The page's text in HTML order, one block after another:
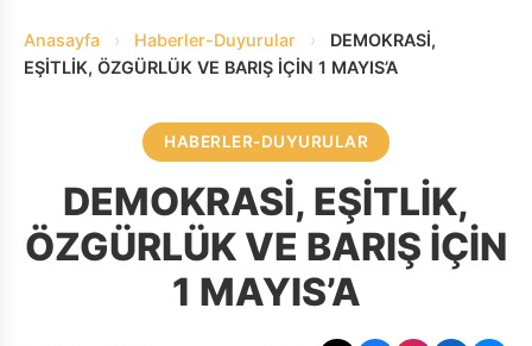
Anasayfa › Haberler-Duyurular ›
DEMOKRASİ,
EŞİTLİK, ÖZGÜRLÜK VE BARIŞ İÇİN 1 MAYIS’A
HABERLER-DUYURULAR
DEMOKRASİ, EŞİTLİK,
ÖZGÜRLÜK VE BARIŞ İÇİN
1 MAYIS’A